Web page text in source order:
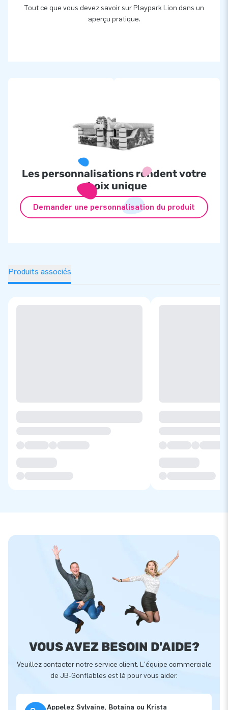
Tout ce que vous devez savoir sur Playpark Lion dans un
aperçu pratique.
Les personnalisations rendent votre
choix unique
Demander une personnalisation du produit
Produits associés
VOUS AVEZ BESOIN D'AIDE?
Veuillez contacter notre service client. L'équipe commerciale
de JB-Gonflables est là pour vous aider.
Appelez Sylvaine, Botaina ou Krista